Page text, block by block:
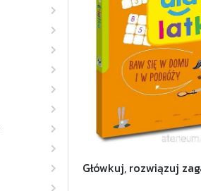
Główkuj, rozwiązuj